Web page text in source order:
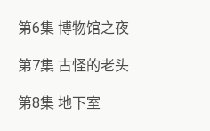
第6集 博物馆之夜
第7集 古怪的老头
第8集 地下室